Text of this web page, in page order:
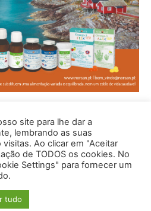
site para lhe dar a
lembrando as suas
Ao clicar em "Aceitar
de TODOS os cookies. No
Settings" para fornecer um
tudo